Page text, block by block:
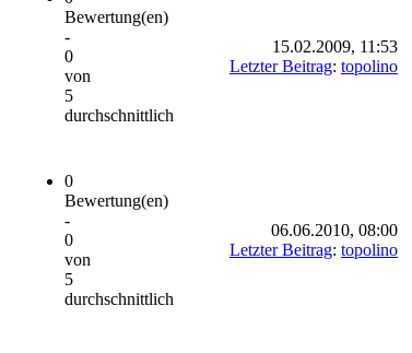
Bewertung(en)
-
0
von
5
durchschnittlich
15.02.2009, 11:53
Letzter Beitrag: topolino
0
Bewertung(en)
-
0
von
5
durchschnittlich
06.06.2010, 08:00
Letzter Beitrag: topolino